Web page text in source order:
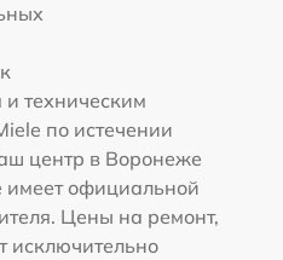
техническим
по истечении
центр в Воронеже
имеет официальной
Цены на ремонт,
исключительно